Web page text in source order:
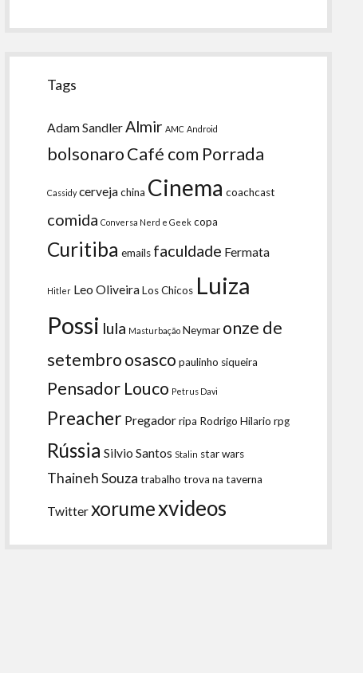
Tags
Adam Sandler Almir AMC Android
bolsonaroCafé com Porrada
Cassidy cervejachina Cinema coachcast
comida Conversa Nerd e Geek copa
Curitiba emails faculdade Fermata
Hitler Leo OliveiraLos Chicos Luiza
Possi lula Masturbação Neymar onze de
setembroosasco paulinho siqueira
Pensador Louco Petrus Davi
Preacher Pregadorripa Rodrigo Hilario rpg
Rússia Silvio Santos Stalin star wars
Thaineh Souza trabalho trova na taverna
Twitterxorumexvideos